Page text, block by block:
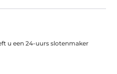
u een 24-uurs slotenmaker